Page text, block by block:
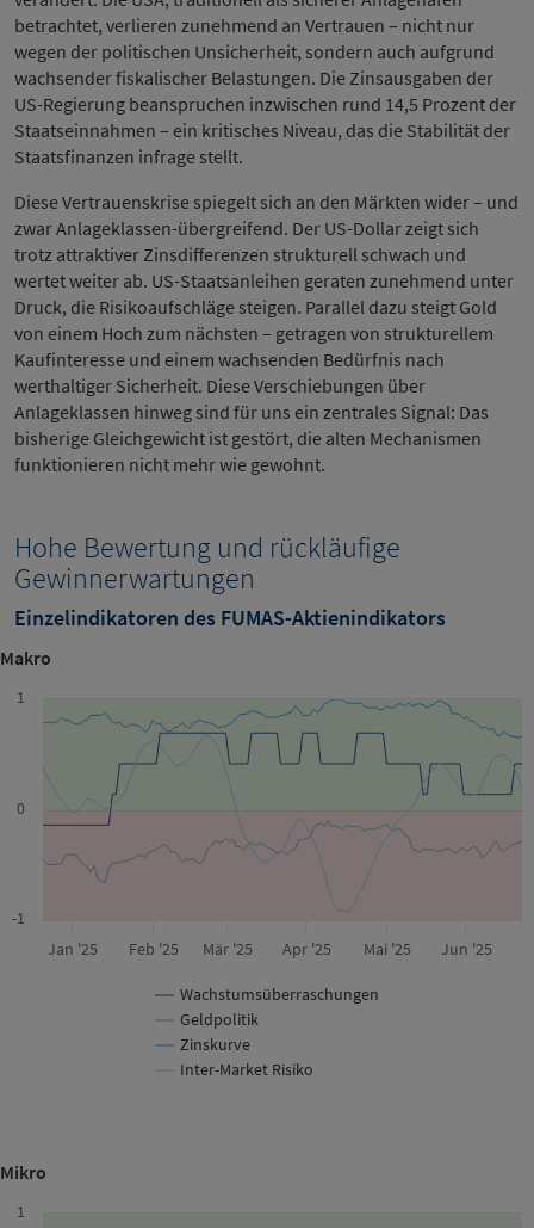
betrachtet, verlieren zunehmend an Vertrauen – nicht nur
wegen der politischen Unsicherheit, sondern auch aufgrund
wachsender fiskalischer Belastungen. Die Zinsausgaben der
US-Regierung beanspruchen inzwischen rund 14,5 Prozent der
Staatseinnahmen – ein kritisches Niveau, das die Stabilität der
Staatsfinanzen infrage stellt.
Diese Vertrauenskrise spiegelt sich an den Märkten wider – und
zwar Anlageklassen-übergreifend. Der US-Dollar zeigt sich
trotz attraktiver Zinsdifferenzen strukturell schwach und
wertet weiter ab. US-Staatsanleihen geraten zunehmend unter
Druck, die Risikoaufschläge steigen. Parallel dazu steigt Gold
von einem Hoch zum nächsten – getragen von strukturellem
Kaufinteresse und einem wachsenden Bedürfnis nach
werthaltiger Sicherheit. Diese Verschiebungen über
Anlageklassen hinweg sind für uns ein zentrales Signal: Das
bisherige Gleichgewicht ist gestört, die alten Mechanismen
funktionieren nicht mehr wie gewohnt.
Hohe Bewertung und rückläufige
Gewinnerwartungen
Einzelindikatoren des FUMAS-Aktienindikators
Makro
Wachstumsüberraschungen
Geldpolitik
Zinskurve
Inter-Market Risiko
Jan '25 Feb '25 Mär '25 Apr '25 Mai '25 Jun '25
-1
0
1
Mikro
1